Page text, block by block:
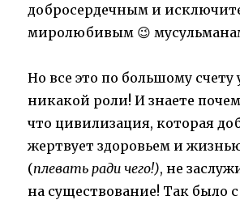
добросердечным и
миролюбивым 😉
Но все это по большому счету
никакой роли! И знаете
что цивилизация, которая
жертвует здоровьем и
(плевать ради чего!), не
на существование! Так было